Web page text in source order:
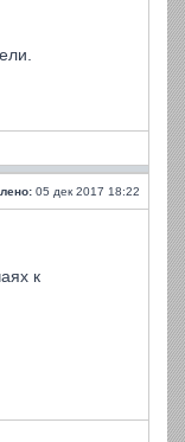
05 дек 2017 18:22
к